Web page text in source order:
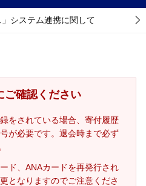
」システム連携に関して
ご確認ください
をされている場合、寄付履歴
が必要です。退会時まで必ず
ド、ANAカードを再発行され
となりますのでご注意くださ